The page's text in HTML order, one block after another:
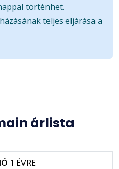
történhet.
teljes eljárása a
árlista
1 ÉVRE